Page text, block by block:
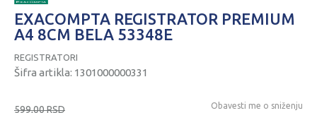
EXACOMPTA REGISTRATOR PREMIUM
A4 8CM BELA 53348E
REGISTRATORI
Šifra artikla: 1301000000331
599,00RSD Obavesti me o sniženju